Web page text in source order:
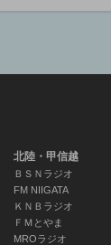
ニュース・
予報
07:25 ～ 07:30
北陸・甲信越
ＢＳＮラジオ
FM NIIGATA
ＫＮＢラジオ
ＦＭとやま
MROラジオ